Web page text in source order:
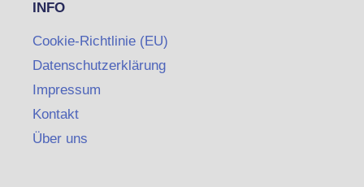
INFO
Cookie-Richtlinie (EU)
Datenschutzerklärung
Impressum
Kontakt
Über uns